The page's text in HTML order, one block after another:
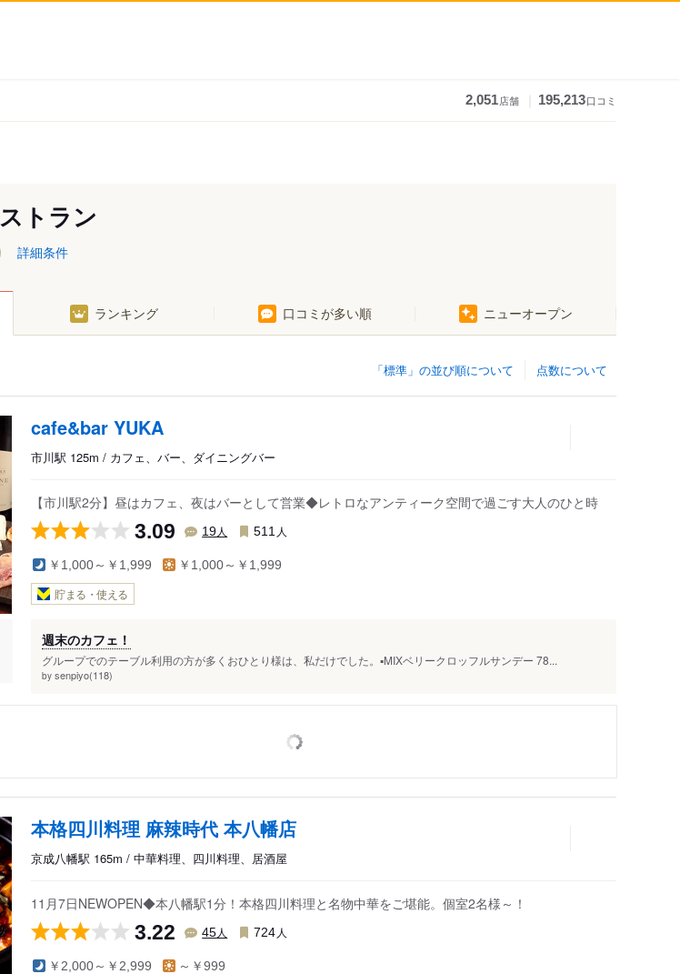
2,051店舗 195,213口コミ
北国分駅
市川真間駅
菅野駅
鬼越駅
トラン
詳細条件
ランキング 口コミが多い順 ニューオープン
点数について
「標準」の並び順について
cafe&bar YUKA
市川駅 125m / カフェ、バー、ダイニングバー
【市川駅2分】昼はカフェ、夜はバーとして営業◆レトロなアンティーク空間で過ごす大人のひと時
3.09 19人 511 人
￥1,000～￥1,999 ￥1,000～￥1,999
貯まる・使える
週末のカフェ！
グループでのテーブル利用の方が多くおひとり様は、私だけでした。▪️MIXベリークロッフルサンデー 78...
by senpiyo(118)
本格四川料理 麻辣時代 本八幡店
京成八幡駅 165m / 中華料理、四川料理、居酒屋
11月7日NEWOPEN◆本八幡駅1分！本格四川料理と名物中華をご堪能。個室2名様～！
3.22 45人 724 人
￥2,000～￥2,999 ～￥999